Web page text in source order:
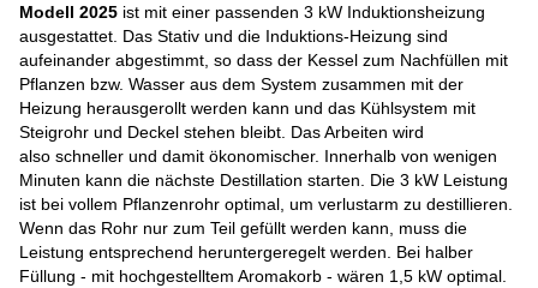
Modell 2025 ist mit einer passenden 3 kW Induktionsheizung
ausgestattet. Das Stativ und die Induktions-Heizung sind
aufeinander abgestimmt, so dass der Kessel zum Nachfüllen mit
Pflanzen bzw. Wasser aus dem System zusammen mit der
Heizung herausgerollt werden kann und das Kühlsystem mit
Steigrohr und Deckel stehen bleibt. Das Arbeiten wird
also schneller und damit ökonomischer. Innerhalb von wenigen
Minuten kann die nächste Destillation starten. Die 3 kW Leistung
ist bei vollem Pflanzenrohr optimal, um verlustarm zu destillieren.
Wenn das Rohr nur zum Teil gefüllt werden kann, muss die
Leistung entsprechend heruntergeregelt werden. Bei halber
Füllung - mit hochgestelltem Aromakorb - wären 1,5 kW optimal.